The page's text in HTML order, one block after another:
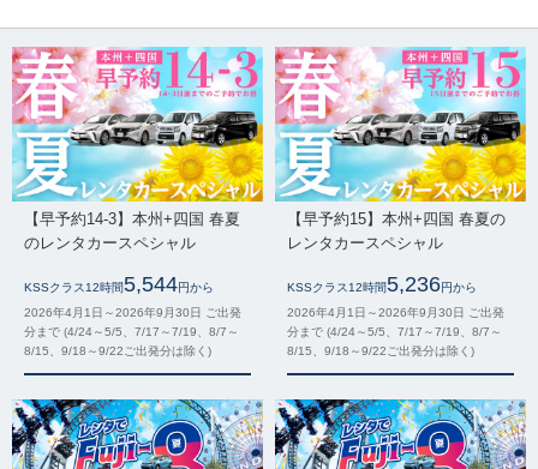
【早予約14-3】本州+四国 春夏
のレンタカースペシャル
KSSクラス12時間5,544円から
2026年4月1日～2026年9月30日 ご出発
分まで (4/24～5/5、7/17～7/19、8/7～
8/15、9/18～9/22ご出発分は除く)
【早予約15】本州+四国 春夏の
レンタカースペシャル
KSSクラス12時間5,236円から
2026年4月1日～2026年9月30日 ご出発
分まで (4/24～5/5、7/17～7/19、8/7～
8/15、9/18～9/22ご出発分は除く)